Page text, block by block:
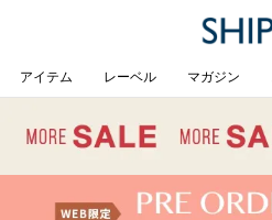
アイテム レーベル マガジン